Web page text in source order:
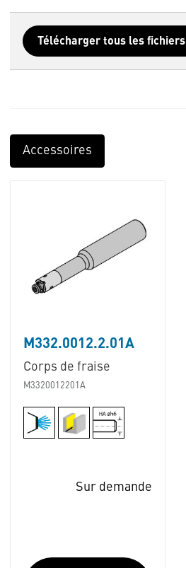
Télécharger tous les fichiers
Accessoires
M332.0012.2.01A
Corps de fraise
M3320012201A
Sur demande